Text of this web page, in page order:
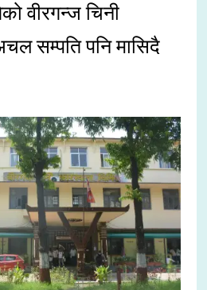
वीरगन्ज चिनी
सम्पति पनि मासिदै